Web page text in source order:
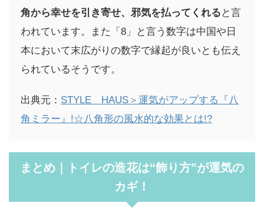
角から幸せを引き寄せ、邪気を払ってくれる と言
われています。また「8」と言う数字は中国や日
本において末広がりの数字で縁起が良いとも伝え
られているそうです。
出典元： STYLE HAUS＞運気がアップする『八
角ミラー』!☆八角形の風水的な効果とは!?
まとめ｜トイレの造花は“飾り方”が運気の
カギ！